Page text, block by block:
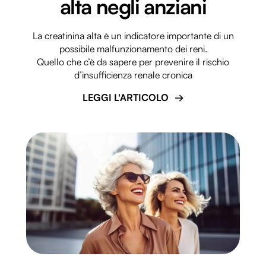
alta negli anziani
La creatinina alta è un indicatore importante di un
possibile malfunzionamento dei reni.
Quello che c’è da sapere per prevenire il rischio
d’insufficienza renale cronica
LEGGI L'ARTICOLO